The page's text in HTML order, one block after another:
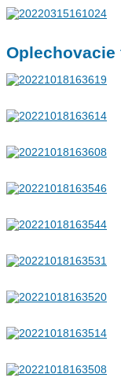
Oplechovacie